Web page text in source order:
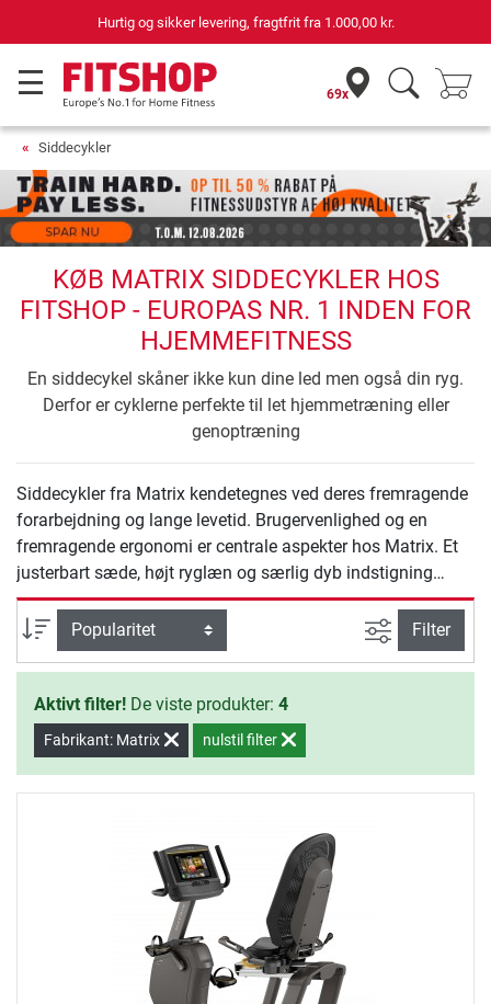
Hurtig og sikker levering, fragtfrit fra 1.000,00 kr.
69x
Siddecykler
KØB MATRIX SIDDECYKLER HOS
FITSHOP - EUROPAS NR. 1 INDEN FOR
HJEMMEFITNESS
En siddecykel skåner ikke kun dine led men også din ryg.
Derfor er cyklerne perfekte til let hjemmetræning eller
genoptræning
Siddecykler fra Matrix kendetegnes ved deres fremragende
forarbejdning og lange levetid. Brugervenlighed og en
fremragende ergonomi er centrale aspekter hos Matrix. Et
justerbart sæde, højt ryglæn og særlig dyb indstigning
sørger for god komfort. Imens pulssensorerne ved siden af
sædet muliggør pulsstyret træning, byder det overskuelige
display på en god træningskontrol.
sortering Avanceret
Filter
Aktivt filter! De viste produkter: 4
Fabrikant: Matrix nulstil filter